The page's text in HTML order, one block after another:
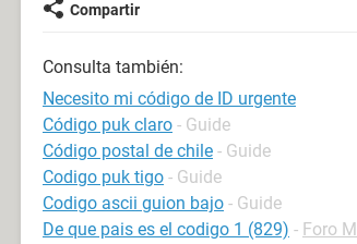
Compartir
Consulta también:
Necesito mi código de ID urgente
Código puk claro - Guide
Código postal de chile - Guide
Codigo puk tigo - Guide
Codigo ascii guion bajo - Guide
De que pais es el codigo 1 (829) - Foro